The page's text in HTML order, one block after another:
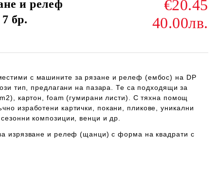
и релеф
бр.
€20.45
40.00лв.
с машините за рязане и релеф (ембос) на DP
тип, предлагани на пазара. Те са подходящи за
картон, foam (гумирани листи). С тяхна помощ
изработени картички, покани, пликове, уникални
композиции, венци и др.
изрязване и релеф (щанци) с форма на квадрати с